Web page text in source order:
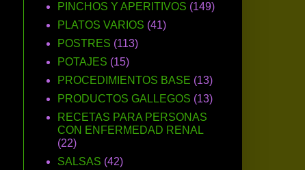
PINCHOS Y APERITIVOS (149)
PLATOS VARIOS (41)
POSTRES (113)
POTAJES (15)
PROCEDIMIENTOS BASE (13)
PRODUCTOS GALLEGOS (13)
RECETAS PARA PERSONAS
CON ENFERMEDAD RENAL
(22)
SALSAS (42)